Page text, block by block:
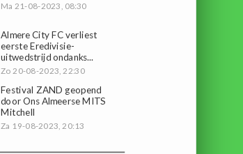
Ma 21-08-2023, 08:30
Almere City FC verliest
eerste Eredivisie-
uitwedstrijd ondanks...
Zo 20-08-2023, 22:30
Festival ZAND geopend
door Ons Almeerse MITS
Mitchell
Za 19-08-2023, 20:13